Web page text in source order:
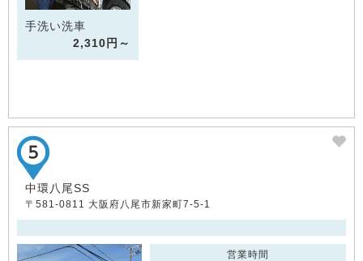
手洗い洗車
2,310円～
中環八尾SS
〒581-0811 大阪府八尾市新家町7-5-1
営業時間